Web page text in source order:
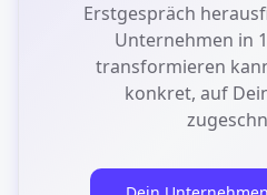
Erstgespräch
Unternehmen in
transformieren
konkret, auf